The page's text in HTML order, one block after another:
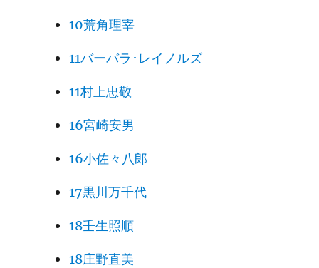
10荒角理宰
11バーバラ･レイノルズ
11村上忠敬
16宮崎安男
16小佐々八郎
17黒川万千代
18壬生照順
18庄野直美